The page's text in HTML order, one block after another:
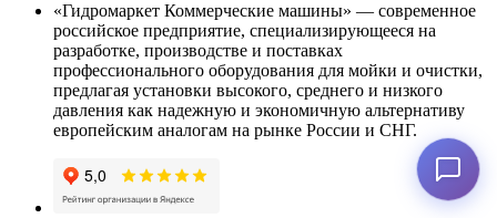
«Гидромаркет Коммерческие машины» — современное
российское предприятие, специализирующееся на
разработке, производстве и поставках
профессионального оборудования для мойки и очистки,
предлагая установки высокого, среднего и низкого
давления как надежную и экономичную альтернативу
европейским аналогам на рынке России и СНГ.